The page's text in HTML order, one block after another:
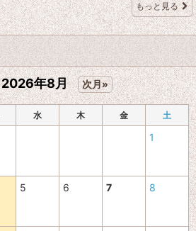
もっと見る
2026年8月 次月»
水 木 金 土
1
5 6 7 8